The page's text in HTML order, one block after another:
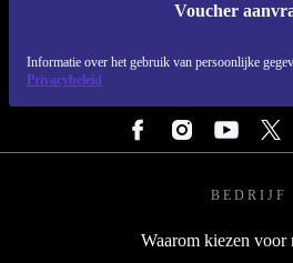
Voucher
Informatie over het gebruik van persoonlijke
Privacybeleid
BEDRIJF
Waarom kiezen voor